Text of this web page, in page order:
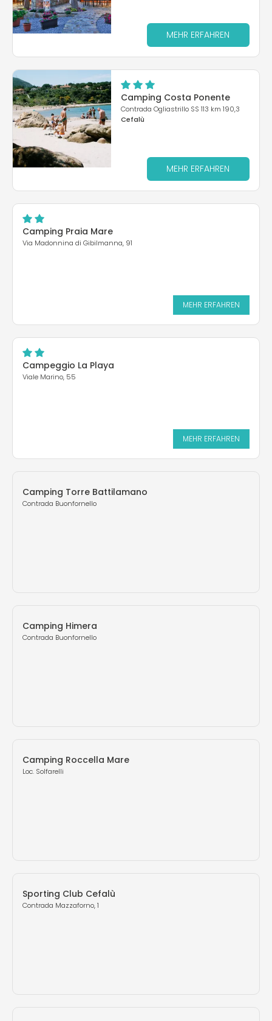
MEHR ERFAHREN
Camping Costa Ponente
Contrada Ogliastrillo SS 113 km 190,3
Cefalù
MEHR ERFAHREN
Camping Praia Mare
Via Madonnina di Gibilmanna, 91
MEHR ERFAHREN
Campeggio La Playa
Viale Marino, 55
MEHR ERFAHREN
Camping Torre Battilamano
Contrada Buonfornello
Camping Himera
Contrada Buonfornello
Camping Roccella Mare
Loc. Solfarelli
Sporting Club Cefalù
Contrada Mazzaforno, 1